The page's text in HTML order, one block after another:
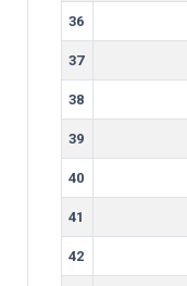
36
37
38
39
40
41
42